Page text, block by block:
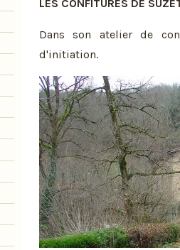
LES CONFITURES DE
Dans son atelier de
d'initiation.